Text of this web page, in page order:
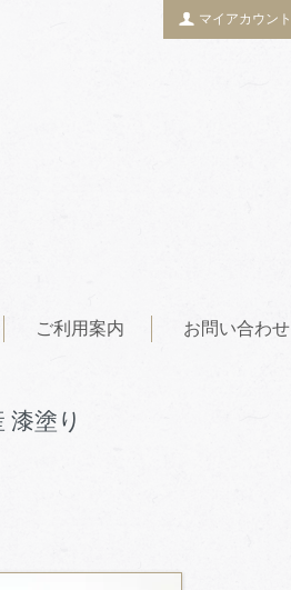
マイアカウント
ご利用案内 お問い合わせ
漆塗り